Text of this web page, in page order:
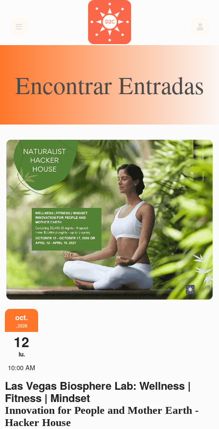
Encontrar Entradas
oct.
,2026
12
lu.
10:00 AM
Las Vegas Biosphere Lab: Wellness |
Fitness | Mindset
Innovation for People and Mother Earth -
Hacker House